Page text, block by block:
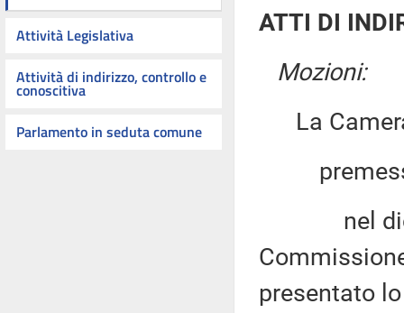
Attività Legislativa
Attività di indirizzo, controllo e
conoscitiva
Parlamento in seduta comune
ATTI DI
Mozioni:
La
nel
presentato